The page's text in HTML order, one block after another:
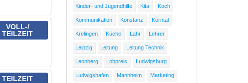
VOLL-/
TEILZEIT
TEILZEIT
Kinder- und Jugendhilfe Kita Koch
Kommunikation Konstanz Korntal
Krelingen Küche Lahr Lehrer
Leipzig Leitung Leitung Technik
Leonberg Lobpreis Ludwigsburg
Ludwigshafen Mannheim Marketing